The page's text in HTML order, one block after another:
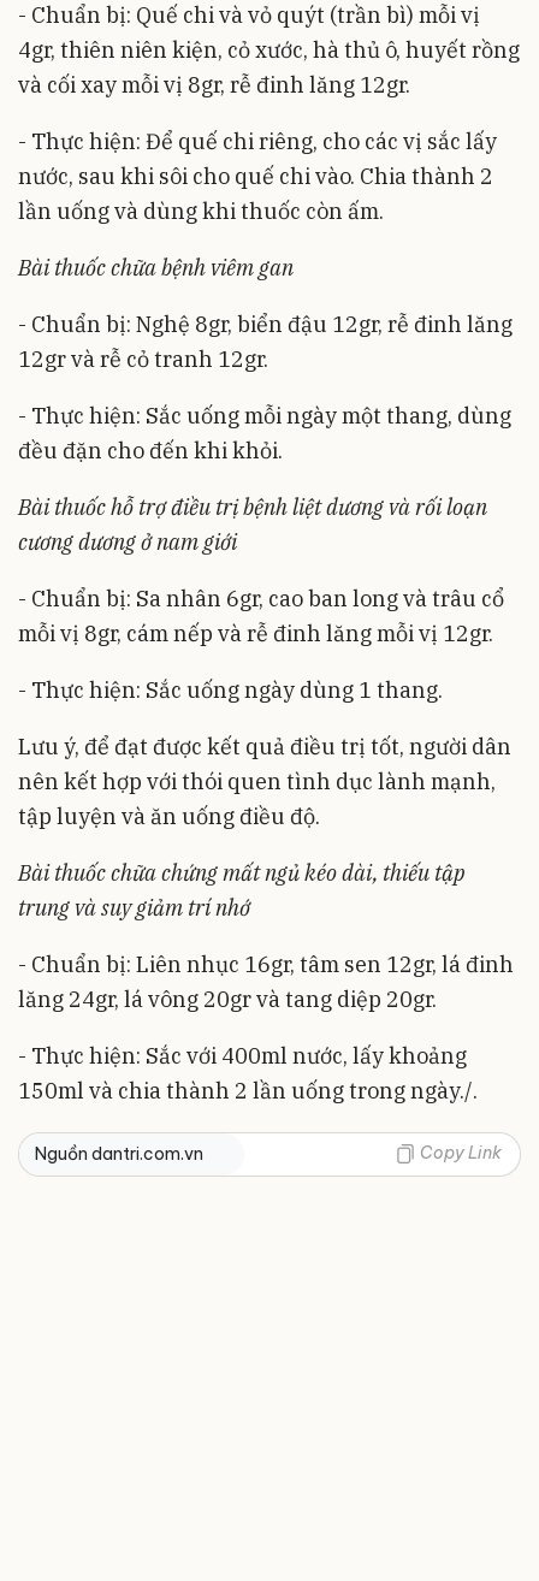
- Chuẩn bị: Quế chi và vỏ quýt (trần bì) mỗi vị
4gr, thiên niên kiện, cỏ xước, hà thủ ô, huyết rồng
và cối xay mỗi vị 8gr, rễ đinh lăng 12gr.
- Thực hiện: Để quế chi riêng, cho các vị sắc lấy
nước, sau khi sôi cho quế chi vào. Chia thành 2
lần uống và dùng khi thuốc còn ấm.
Bài thuốc chữa bệnh viêm gan
- Chuẩn bị: Nghệ 8gr, biển đậu 12gr, rễ đinh lăng
12gr và rễ cỏ tranh 12gr.
- Thực hiện: Sắc uống mỗi ngày một thang, dùng
đều đặn cho đến khi khỏi.
Bài thuốc hỗ trợ điều trị bệnh liệt dương và rối loạn
cương dương ở nam giới
- Chuẩn bị: Sa nhân 6gr, cao ban long và trâu cổ
mỗi vị 8gr, cám nếp và rễ đinh lăng mỗi vị 12gr.
- Thực hiện: Sắc uống ngày dùng 1 thang.
Lưu ý, để đạt được kết quả điều trị tốt, người dân
nên kết hợp với thói quen tình dục lành mạnh,
tập luyện và ăn uống điều độ.
Bài thuốc chữa chứng mất ngủ kéo dài, thiếu tập
trung và suy giảm trí nhớ
- Chuẩn bị: Liên nhục 16gr, tâm sen 12gr, lá đinh
lăng 24gr, lá vông 20gr và tang diệp 20gr.
- Thực hiện: Sắc với 400ml nước, lấy khoảng
150ml và chia thành 2 lần uống trong ngày./.
Nguồn dantri.com.vn Copy Link